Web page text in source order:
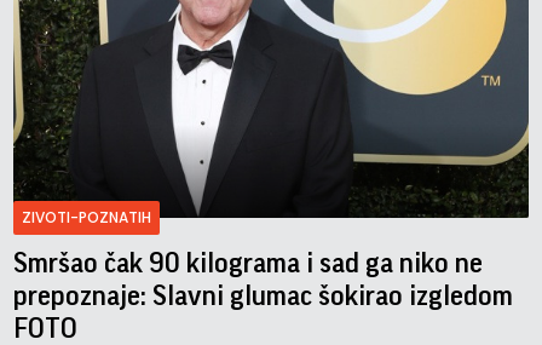
ZIVOTI-POZNATIH
Smršao čak 90 kilograma i sad ga niko ne
prepoznaje: Slavni glumac šokirao izgledom
FOTO